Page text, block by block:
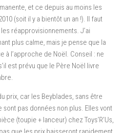
et ce depuis au moins les
(soit il y a bientôt un an !). Il faut
réapprovisionnements. J’ai
plus calme, mais je pense que la
à l’approche de Noël. Conseil : ne
est prévu que le Père Noël livre
prix, car les Beyblades, sans être
pas données non plus. Elles vont
(toupie + lanceur) chez Toys’R’Us,